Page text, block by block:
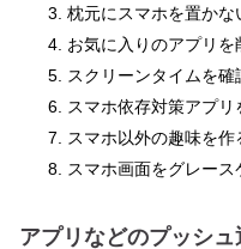
枕元にスマホを置かな
お気に入りのアプリを
スクリーンタイムを確
スマホ依存対策アプリ
スマホ以外の趣味を作
スマホ画面をグレー
アプリなどのプッシ